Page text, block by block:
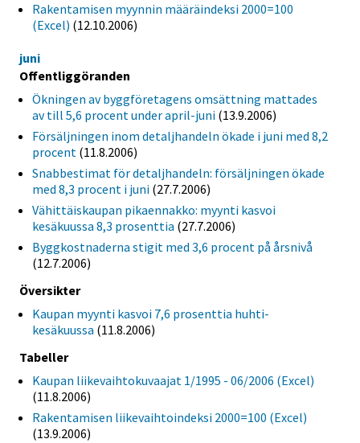
Rakentamisen myynnin määräindeksi 2000=100
(Excel) (12.10.2006)
juni
Offentliggöranden
Ökningen av byggföretagens omsättning mattades
av till 5,6 procent under april-juni (13.9.2006)
Försäljningen inom detaljhandeln ökade i juni med 8,2
procent (11.8.2006)
Snabbestimat för detaljhandeln: försäljningen ökade
med 8,3 procent i juni (27.7.2006)
Vähittäiskaupan pikaennakko: myynti kasvoi
kesäkuussa 8,3 prosenttia (27.7.2006)
Byggkostnaderna stigit med 3,6 procent på årsnivå
(12.7.2006)
Översikter
Kaupan myynti kasvoi 7,6 prosenttia huhti-
kesäkuussa (11.8.2006)
Tabeller
Kaupan liikevaihtokuvaajat 1/1995 - 06/2006 (Excel)
(11.8.2006)
Rakentamisen liikevaihtoindeksi 2000=100 (Excel)
(13.9.2006)